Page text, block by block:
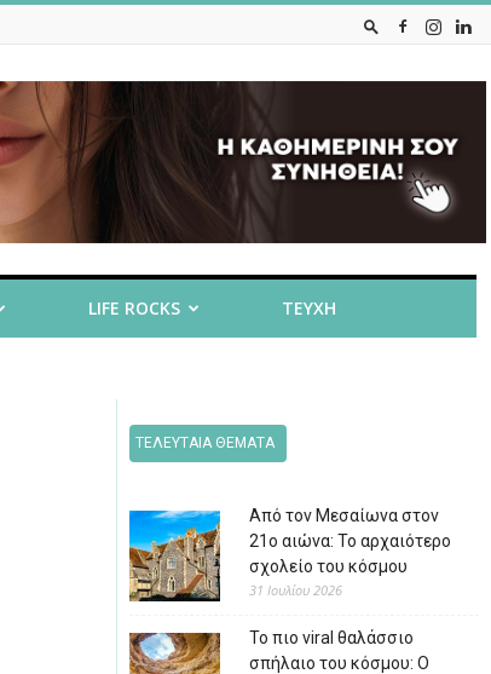
LIFE ROCKS ΤΕΥΧΗ
ΤΕΛΕΥΤΑΙΑ ΘΕΜΑΤΑ
Από τον Μεσαίωνα στον
21ο αιώνα: Το αρχαιότερο
σχολείο του κόσμου
31 Ιουλίου 2026
Το πιο viral θαλάσσιο
σπήλαιο του κόσμου: Ο